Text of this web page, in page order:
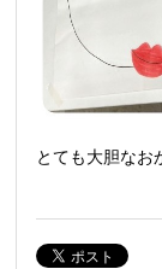
とても大胆なお